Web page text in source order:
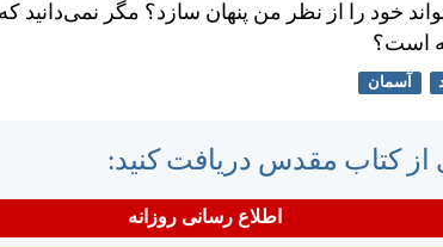
خود را از نظر من پنهان سازد؟ مگر
است؟
آسمان
از کتاب مقدس دریافت کنید:
اطلاع رسانی روزانه